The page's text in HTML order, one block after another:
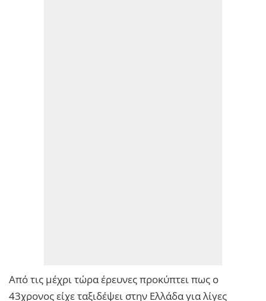
Από τις μέχρι τώρα έρευνες προκύπτει πως ο
43χρονος είχε ταξιδέψει στην Ελλάδα για λίγες